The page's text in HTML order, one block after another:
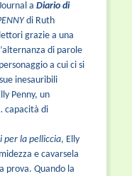
a Diario di
di Ruth
grazie a una
di parole
a cui ci si
inesauribili
Penny, un
capacità di
per la pelliccia, Elly
e cavarsela
prova. Quando la